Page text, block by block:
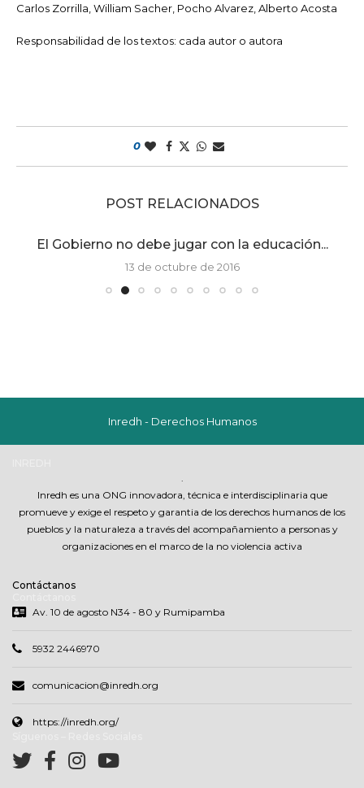
Carlos Zorrilla, William Sacher, Pocho Alvarez, Alberto Acosta
Responsabilidad de los textos: cada autor o autora
0
POST RELACIONADOS
El Gobierno no debe jugar con la educación...
13 de octubre de 2016
Inredh - Derechos Humanos
Inredh es una ONG innovadora, técnica e interdisciplinaria que
promueve y exige el respeto y garantia de los derechos humanos de los
pueblos y la naturaleza a través del acompañamiento a personas y
organizaciones en el marco de la no violencia activa
Contáctanos
Av. 10 de agosto N34 - 80 y Rumipamba
5932 2446970
comunicacion@inredh.org
https://inredh.org/